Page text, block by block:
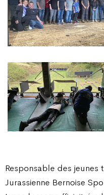
Responsable des jeunes
Jurassienne Bernoise